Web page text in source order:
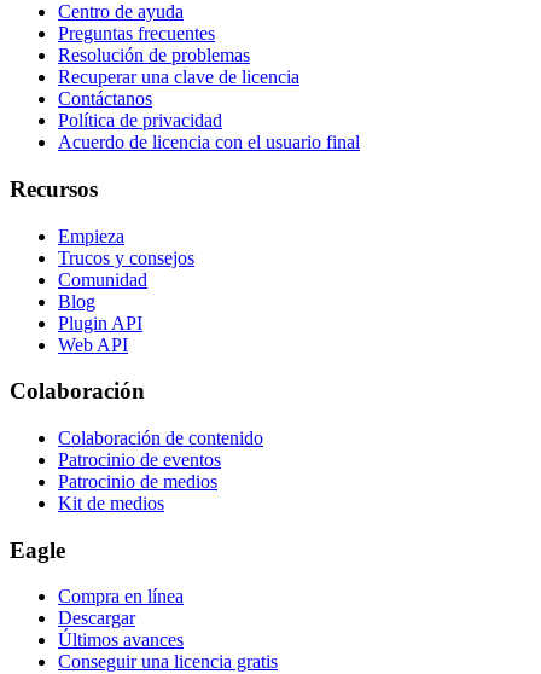
Centro de ayuda
Preguntas frecuentes
Resolución de problemas
Recuperar una clave de licencia
Contáctanos
Política de privacidad
Acuerdo de licencia con el usuario final
Recursos
Empieza
Trucos y consejos
Comunidad
Blog
Plugin API
Web API
Colaboración
Colaboración de contenido
Patrocinio de eventos
Patrocinio de medios
Kit de medios
Eagle
Compra en línea
Descargar
Últimos avances
Conseguir una licencia gratis